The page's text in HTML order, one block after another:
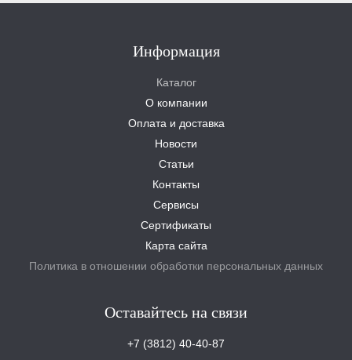
Информация
Каталог
О компании
Оплата и доставка
Новости
Статьи
Контакты
Сервисы
Сертификаты
Карта сайта
Политика в отношении обработки персональных данных
Оставайтесь на связи
+7 (3812) 40-40-87